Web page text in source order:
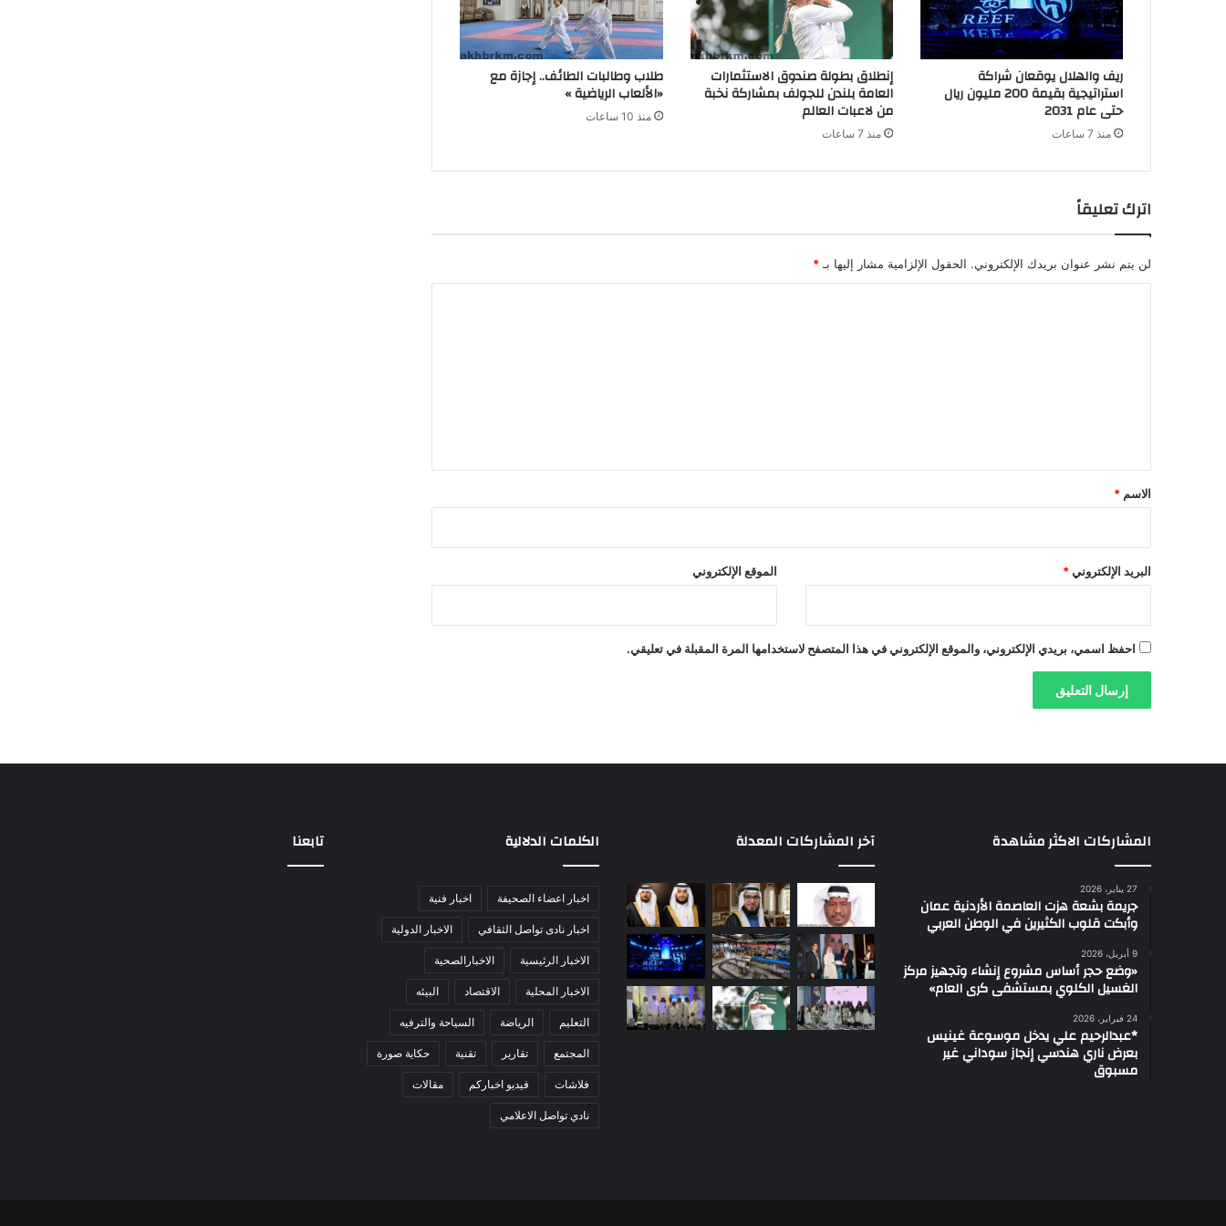
ريف والهلال يوقعان شراكة
استراتيجية بقيمة 200 مليون ريال
حتى عام 2031
منذ 7 ساعات
إنطلاق بطولة صندوق الاستثمارات
العامة بلندن للجولف بمشاركة نخبة
من لاعبات العالم
منذ 7 ساعات
طلاب وطالبات الطائف.. إجازة مع
«الألعاب الرياضية »
منذ 10 ساعات
اترك تعليقاً
لن يتم نشر عنوان بريدك الإلكتروني. الحقول الإلزامية مشار إليها بـ*
*
الاسم*
البريد الإلكتروني* الموقع الإلكتروني
احفظ اسمي، بريدي الإلكتروني، والموقع الإلكتروني في هذا المتصفح لاستخدامها المرة المقبلة في تعليقي.
المشاركات الاكثر مشاهدة
27 يناير، 2026
جريمة بشعة هزت العاصمة الأردنية عمان
وأبكت قلوب الكثيرين في الوطن العربي
9 أبريل، 2026
«وضع حجر أساس مشروع إنشاء وتجهيز مركز
الغسيل الكلوي بمستشفى كرى العام»
24 فبراير، 2026
*عبدالرحيم علي يدخل موسوعة غينيس
بعرض ناري هندسي إنجاز سوداني غير
مسبوق
آخر المشاركات المعدلة الكلمات الدلالية
اخبار اعضاء الصحيفة اخبار فنية
اخبار نادى تواصل الثقافي الاخبار الدولية
الاخبار الرئيسية الاخبارالصحية
الاخبار المحلية الاقتصاد البيئه
التعليم الرياضة السياحة والترفيه
المجتمع تقارير تقنية حكاية صورة
فلاشات فيديو اخباركم مقالات
نادي تواصل الاعلامي
تابعنا